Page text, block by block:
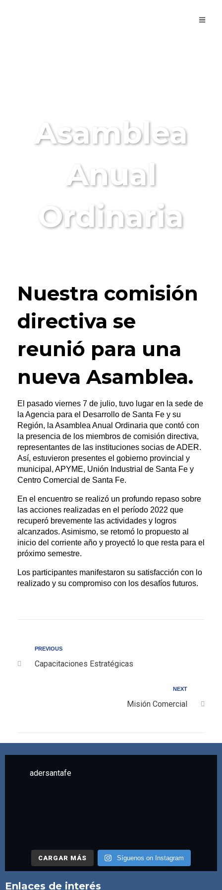
Asamblea
Anual
Ordinaria
Nuestra comisión
directiva se
reunió para una
nueva Asamblea.
El pasado viernes 7 de julio, tuvo lugar en la sede de
la Agencia para el Desarrollo de Santa Fe y su
Región, la Asamblea Anual Ordinaria que contó con
la presencia de los miembros de comisión directiva,
representantes de las instituciones socias de ADER.
Así, estuvieron presentes el gobierno provincial y
municipal, APYME, Unión Industrial de Santa Fe y
Centro Comercial de Santa Fe.
En el encuentro se realizó un profundo repaso sobre
las acciones realizadas en el período 2022 que
recuperó brevemente las actividades y logros
alcanzados. Asimismo, se retomó lo propuesto al
inicio del corriente año y proyectó lo que resta para el
próximo semestre.
Los participantes manifestaron su satisfacción con lo
realizado y su compromiso con los desafíos futuros.
PREVIOUS
Capacitaciones Estratégicas
NEXT
Misión Comercial
adersantafe
CARGAR MÁS Síguenos on Instagram
Enlaces de interés